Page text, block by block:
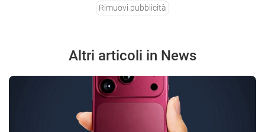
Rimuovi pubblicità
Altri articoli in News